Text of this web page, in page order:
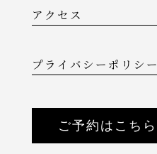
アクセス
プライバシーポリシー
ご予約はこちら